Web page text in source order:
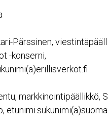
Pärssinen,
-konserni,
markkinointipäällikkö,